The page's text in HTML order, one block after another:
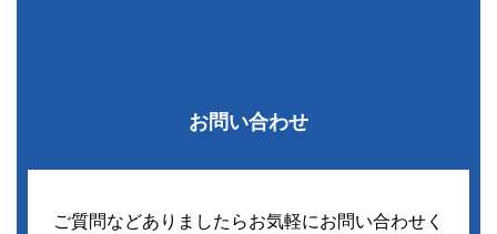
お問い合わせ
ご質問などありましたらお気軽にお問い合わせく